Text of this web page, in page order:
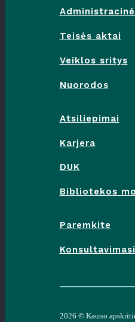
Teisės aktai
Veiklos sritys
Nuorodos
Atsiliepimai
Karjera
DUK
Bibliotekos
Paremkite
2026 © Kauno